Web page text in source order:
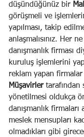
düşündüğünüz bir
görüşmeli ve
yapılması, takip
anlaşmalısınız. Her
danışmanlık firması
kuruluş işlemlerini
reklam yapan
Müşavirler tarafından
yönetilmesi oldukça
danışmanlık firmaları
meslek mensupları
olmadıkları gibi